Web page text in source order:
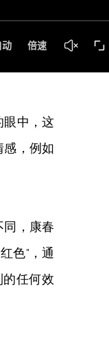
眼中，这
，例如
，康春
色"，通
任何效